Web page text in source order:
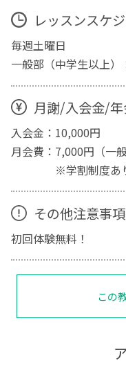
レッスンスケ
毎週土曜日
一般部（中学生以上）
月謝/入会金/年
入会金：10,000円
月会費：7,000円（一般
※学割制度あ
その他注意事項
初回体験無料！
この